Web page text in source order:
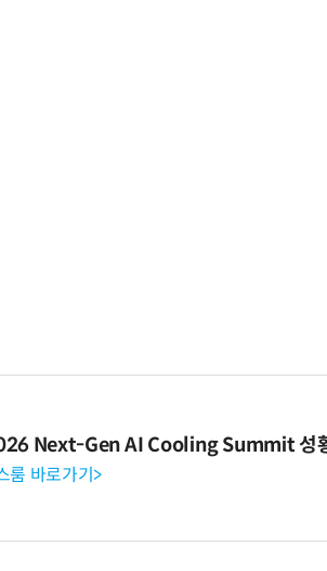
Next-Gen AI Cooling Summit 성
룸 바로가기>